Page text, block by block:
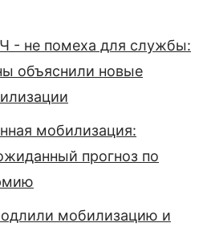
- не помеха для службы:
объяснили новые
мобилизация:
прогноз по
мобилизацию и